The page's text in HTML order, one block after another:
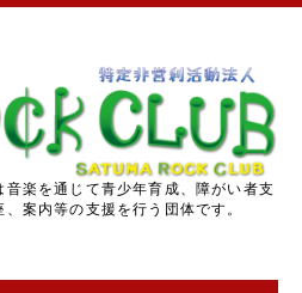
楽を通じて青少年育成、障がい者支
案内等の支援を行う団体です。